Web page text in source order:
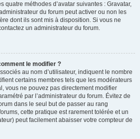
quatre méthodes d’avatar suivantes : Gravatar,
du forum peut activer ou non les
dont ils sont mis à disposition. Si vous ne
un administrateur du forum.
le modifier ?
au nom d’utilisateur, indiquent le nombre
certains membres tels que les modérateurs
vous ne pouvez pas directement modifier
par l’administrateur du forum. Évitez de
dans le seul but de passer au rang
cette pratique est rarement tolérée et un
peut facilement abaisser votre compteur de